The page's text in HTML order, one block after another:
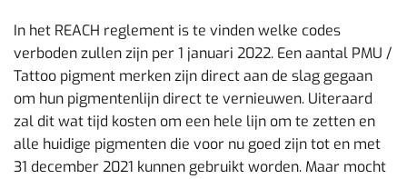
In het REACH reglement is te vinden welke codes
verboden zullen zijn per 1 januari 2022. Een aantal PMU /
Tattoo pigment merken zijn direct aan de slag gegaan
om hun pigmentenlijn direct te vernieuwen. Uiteraard
zal dit wat tijd kosten om een hele lijn om te zetten en
alle huidige pigmenten die voor nu goed zijn tot en met
31 december 2021 kunnen gebruikt worden. Maar mocht